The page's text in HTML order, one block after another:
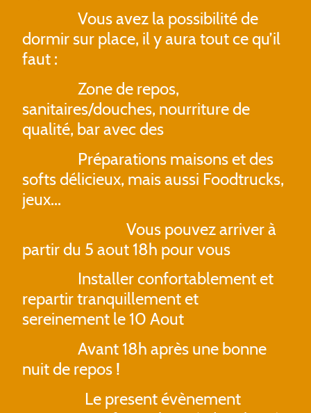
Vous avez la possibilité de
dormir sur place, il y aura tout ce qu’il
faut :
Zone de repos,
sanitaires/douches, nourriture de
qualité, bar avec des
Préparations maisons et des
softs délicieux, mais aussi Foodtrucks,
jeux...
Vous pouvez arriver à
partir du 5 aout 18h pour vous
Installer confortablement et
repartir tranquillement et
sereinement le 10 Aout
Avant 18h après une bonne
nuit de repos !
Le present évènement